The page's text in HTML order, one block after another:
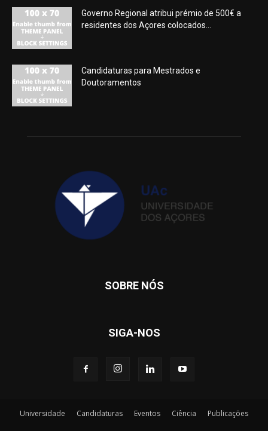
Governo Regional atribui prémio de 500€ a
residentes dos Açores colocados...
Candidaturas para Mestrados e
Doutoramentos
SOBRE NÓS
SIGA-NOS
Universidade Candidaturas Eventos Ciência Publicações